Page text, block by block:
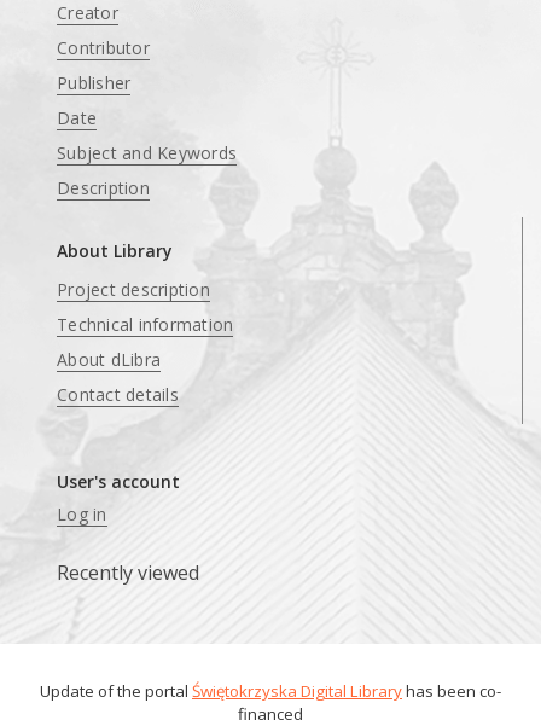
Creator
Contributor
Publisher
Date
Subject and Keywords
Description
About Library
Project description
Technical information
About dLibra
Contact details
User's account
Log in
Recently viewed
Update of the portal Świętokrzyska Digital Libraryhas been co-
financed